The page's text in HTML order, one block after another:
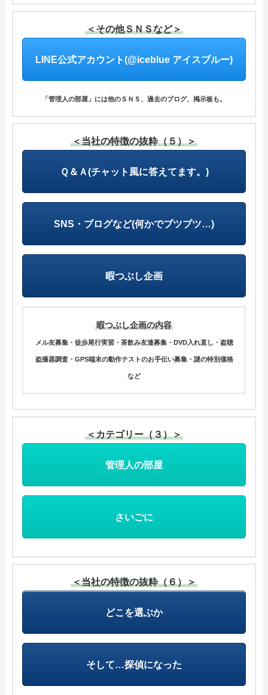
＜その他ＳＮＳなど＞
LINE公式アカウント(@iceblue アイスブルー)
「管理人の部屋」には他のＳＮＳ、過去のブログ、掲示板も。
＜当社の特徴の抜粋（５）＞
Ｑ＆Ａ(チャット風に答えてます。)
SNS・ブログなど(何かでブツブツ…)
暇つぶし企画
暇つぶし企画の内容
メル友募集・徒歩尾行実習・茶飲み友達募集・DVD入れ直し・盗聴
盗撮器調査・GPS端末の動作テストのお手伝い募集・謎の特別価格
など
＜カテゴリー（３）＞
管理人の部屋
さいごに
＜当社の特徴の抜粋（６）＞
どこを選ぶか
そして…探偵になった